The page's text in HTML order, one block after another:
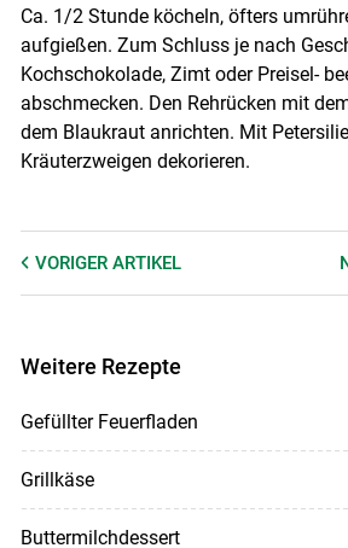
Ca. 1/2 Stunde köcheln, öfters
aufgießen. Zum Schluss je nach
Kochschokolade, Zimt oder Preisel-
abschmecken. Den Rehrücken mit
dem Blaukraut anrichten. Mit
Kräuterzweigen dekorieren.
VORIGER ARTIKEL
Weitere Rezepte
Gefüllter Feuerfladen
Grillkäse
Buttermilchdessert